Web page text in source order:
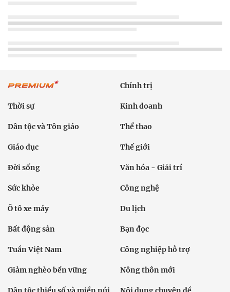
Chính trị
Thời sự Kinh doanh
Dân tộc và Tôn giáo Thể thao
Giáo dục Thế giới
Đời sống Văn hóa - Giải trí
Sức khỏe Công nghệ
Ô tô xe máy Du lịch
Bất động sản Bạn đọc
Tuần Việt Nam Công nghiệp hỗ trợ
Giảm nghèo bền vững Nông thôn mới